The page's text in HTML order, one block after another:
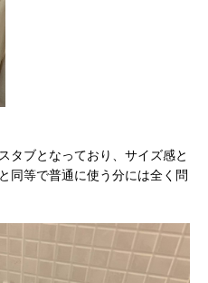
タブとなっており、サイズ感と
同等で普通に使う分には全く問